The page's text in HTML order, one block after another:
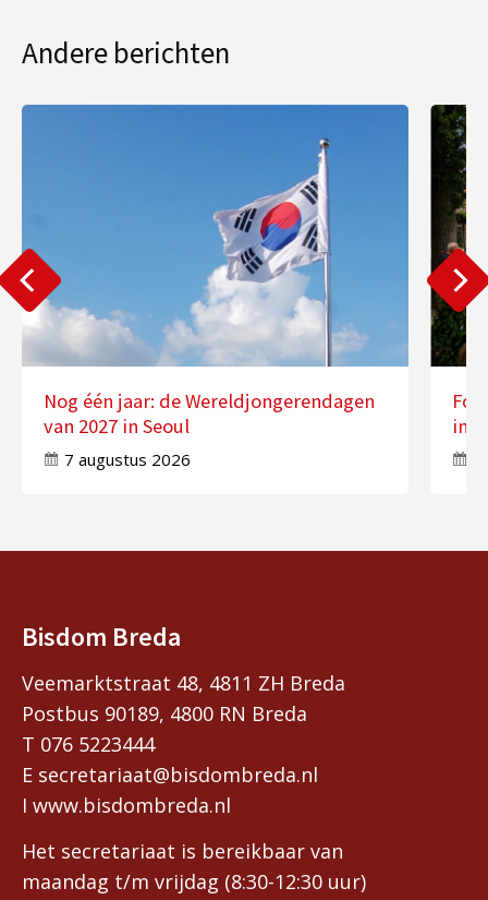
Andere berichten
Nog één jaar: de Wereldjongerendagen
van 2027 in Seoul
7 augustus 2026
in
Bisdom Breda
Veemarktstraat 48, 4811 ZH Breda
Postbus 90189, 4800 RN Breda
T 076 5223444
E secretariaat@bisdombreda.nl
I www.bisdombreda.nl
Het secretariaat is bereikbaar van
maandag t/m vrijdag (8:30-12:30 uur)